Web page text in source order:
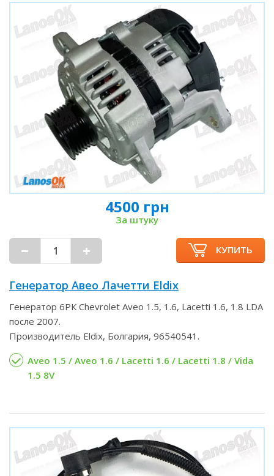
4500 грн
За штуку
КУПИТЬ
Генератор Авео Лачетти Eldix
Генератор 6РК Chevrolet Aveo 1.5, 1.6, Lacetti 1.6, 1.8 LDA
после 2007.
Производитель Eldix, Болгария, 96540541.
Aveo 1.5 / Aveo 1.6 / Lacetti 1.6 / Lacetti 1.8 / Vida
1.5 8V